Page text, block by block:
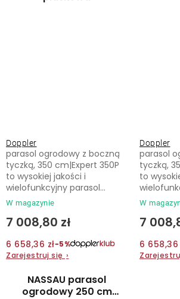
Doppler
W magazynie
7 008,80 zł
6 658,36 zł−5%
Zarejestruj się ›
parasol ogrodowy z boczną
tyczką, 350 cm|Expert 350P
to wysokiej jakości i
wielofunkcyjny parasol...
Doppler
W
7
6 658,36
parasol
tyczką,
to
NASSAU parasol
ogrodowy 250 cm